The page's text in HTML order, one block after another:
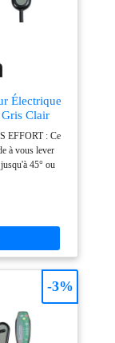
pieds
permet
FACILE À
AVEC LA
:
l'inclination
relax
l'aide de la
filaire
fauteuil de
comprend
latérale pour
et
Électrique
Clair
EFFORT : Ce
à vous lever
45° ou
à sa
- idéal pour les
:
de 13 cm
pour un
des
de 69
pour une
CHENILLE
-3%